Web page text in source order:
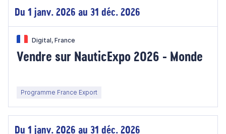
Du 1 janv. 2026 au 31 déc. 2026
Digital, France
Vendre sur NauticExpo 2026 - Monde
Programme France Export
Du 1 janv. 2026 au 31 déc. 2026